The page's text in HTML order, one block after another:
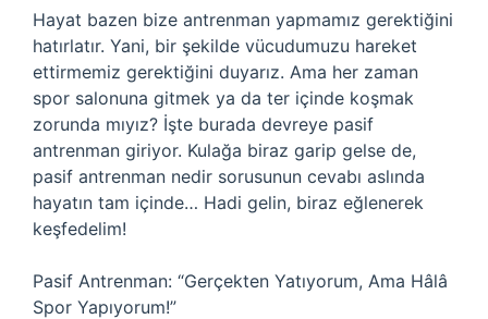
Hayat bazen bize antrenman yapmamız gerektiğini
hatırlatır. Yani, bir şekilde vücudumuzu hareket
ettirmemiz gerektiğini duyarız. Ama her zaman
spor salonuna gitmek ya da ter içinde koşmak
zorunda mıyız? İşte burada devreye pasif
antrenman giriyor. Kulağa biraz garip gelse de,
pasif antrenman nedir sorusunun cevabı aslında
hayatın tam içinde… Hadi gelin, biraz eğlenerek
keşfedelim!
Pasif Antrenman: “Gerçekten Yatıyorum, Ama Hâlâ
Spor Yapıyorum!”